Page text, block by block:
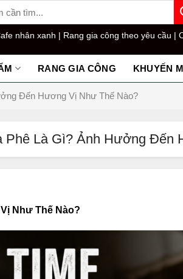
nhân xanh | Rang gia công theo yêu cầu |
RANG GIA CÔNG KHUYẾN
Đến Hương Vị Như Thế Nào?
Phê Là Gì? Ảnh Hưởng Đến
Như Thế Nào?